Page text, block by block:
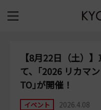
【8月22日（土）
て、｢2026 リカマ
TO｣が開催！
イベント 2026.4.08